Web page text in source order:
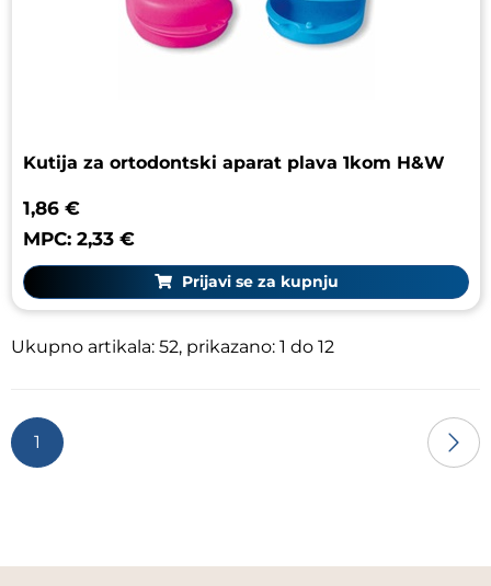
Kutija za ortodontski aparat plava 1kom H&W
1,86 €
MPC: 2,33 €
Prijavi se za kupnju
Ukupno artikala: 52, prikazano: 1 do 12
1